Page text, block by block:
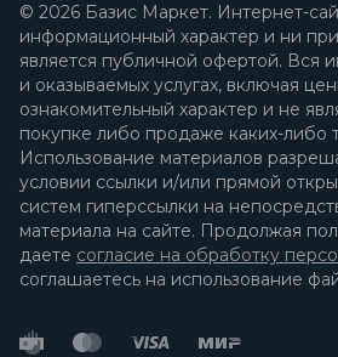
© 2026 Базис Маркет. Интернет-
информационный характер и ни
является публичной офертой. Вся
и оказываемых услугах, включая
ознакомительный характер и не
покупке либо продаже каких-либо
Использование материалов
условии ссылки и/или прямой
систем гиперссылки на
материала на сайте. Продолжая
даете согласие на обработку
соглашаетесь на использование